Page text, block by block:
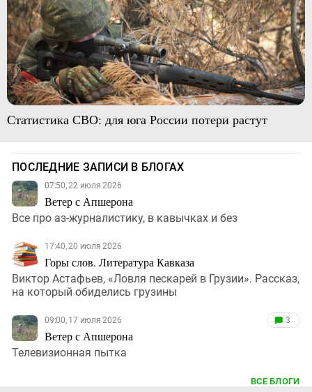
Статистика СВО: для юга России потери растут
ПОСЛЕДНИЕ ЗАПИСИ В БЛОГАХ
07:50, 22 июля 2026
Ветер с Апшерона
Все про аз-журналистику, в кавычках и без
17:40, 20 июля 2026
Горы слов. Литература Кавказа
Виктор Астафьев, «Ловля пескарей в Грузии». Рассказ,
на который обиделись грузины
09:00, 17 июля 2026
Ветер с Апшерона
3
Телевизионная пытка
ВСЕ БЛОГИ